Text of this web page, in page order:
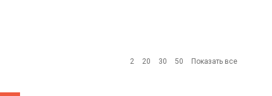
2 20 30 50 Показать все